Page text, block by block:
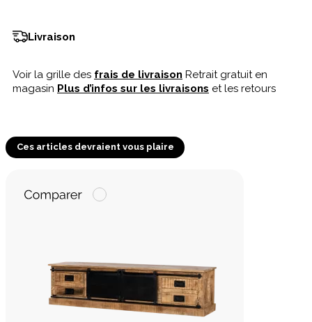
Livraison
Voir la grille des frais de livraison Retrait gratuit en
magasin Plus d’infos sur les livraisons et les retours
Ces articles devraient vous plaire